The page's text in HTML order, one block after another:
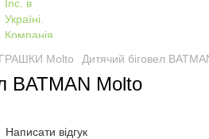
Molto Дитячий біговел
BATMAN Molto
Написати відгук